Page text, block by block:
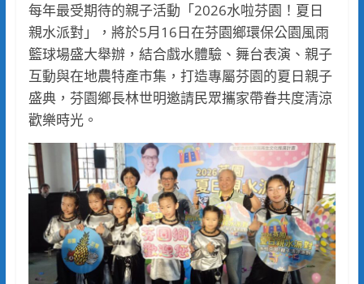
每年最受期待的親子活動「2026水啦芬園！夏日
親水派對」，將於5月16日在芬園鄉環保公園風雨
籃球場盛大舉辦，結合戲水體驗、舞台表演、親子
互動與在地農特產市集，打造專屬芬園的夏日親子
盛典，芬園鄉長林世明邀請民眾攜家帶眷共度清涼
歡樂時光。